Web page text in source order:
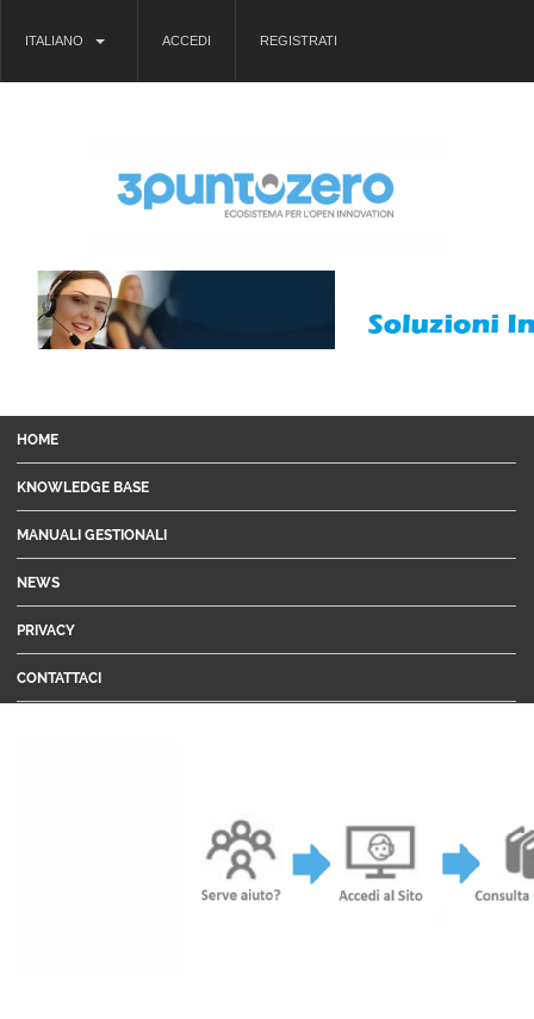
ITALIANO ACCEDI REGISTRATI
HOME
KNOWLEDGE BASE
MANUALI GESTIONALI
NEWS
PRIVACY
CONTATTACI